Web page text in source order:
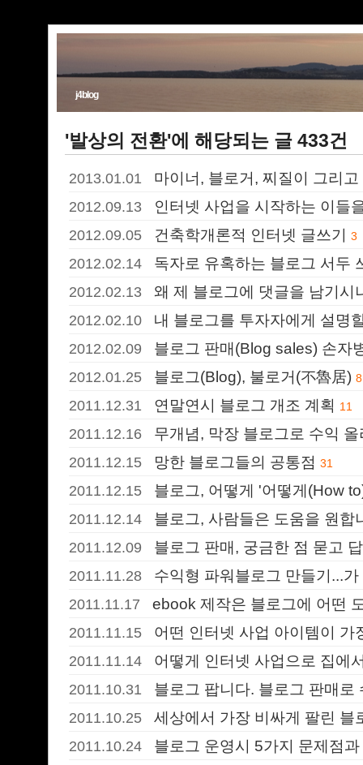
j4blog
'발상의 전환'에 해당되는 글 433건
2013.01.01 마이너, 블로거, 찌질이 그리
2012.09.13 인터넷 사업을 시작하는 이들
2012.09.05 건축학개론적 인터넷 글쓰기 3
2012.02.14 독자로 유혹하는 블로그 서두
2012.02.13 왜 제 블로그에 댓글을 남기시
2012.02.10 내 블로그를 투자자에게 설명
2012.02.09 블로그 판매(Blog sales) 손자
2012.01.25 블로그(Blog), 불로거(不魯居) 8
2011.12.31 연말연시 블로그 개조 계획 11
2011.12.16 무개념, 막장 블로그로 수익 올
2011.12.15 망한 블로그들의 공통점 31
2011.12.15 블로그, 어떻게 '어떻게(How
2011.12.14 블로그, 사람들은 도움을 원합
2011.12.09 블로그 판매, 궁금한 점 묻고
2011.11.28 수익형 파워블로그 만들기...
2011.11.17 ebook 제작은 블로그에 어떤
2011.11.15 어떤 인터넷 사업 아이템이 가
2011.11.14 어떻게 인터넷 사업으로 집에
2011.10.31 블로그 팝니다. 블로그 판매로
2011.10.25 세상에서 가장 비싸게 팔린 블
2011.10.24 블로그 운영시 5가지 문제점